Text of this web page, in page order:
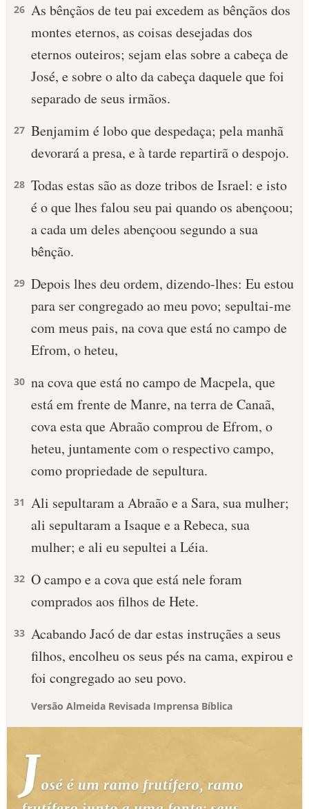
26 As bênçãos de teu pai excedem as bênçãos dos
montes eternos, as coisas desejadas dos
eternos outeiros; sejam elas sobre a cabeça de
José, e sobre o alto da cabeça daquele que foi
separado de seus irmãos.
27 Benjamim é lobo que despedaça; pela manhã
devorará a presa, e à tarde repartirã o despojo.
28 Todas estas são as doze tribos de Israel: e isto
é o que lhes falou seu pai quando os abençoou;
a cada um deles abençoou segundo a sua
bênção.
29 Depois lhes deu ordem, dizendo-lhes: Eu estou
para ser congregado ao meu povo; sepultai-me
com meus pais, na cova que está no campo de
Efrom, o heteu,
30 na cova que está no campo de Macpela, que
está em frente de Manre, na terra de Canaã,
cova esta que Abraão comprou de Efrom, o
heteu, juntamente com o respectivo campo,
como propriedade de sepultura.
31 Ali sepultaram a Abraão e a Sara, sua mulher;
ali sepultaram a Isaque e a Rebeca, sua
mulher; e ali eu sepultei a Léia.
32 O campo e a cova que está nele foram
comprados aos filhos de Hete.
33 Acabando Jacó de dar estas instruçães a seus
filhos, encolheu os seus pés na cama, expirou e
foi congregado ao seu povo.
Versão Almeida Revisada Imprensa Bíblica